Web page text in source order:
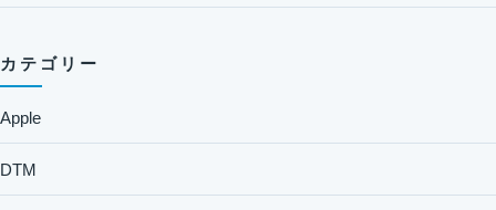
カテゴリー
Apple
DTM